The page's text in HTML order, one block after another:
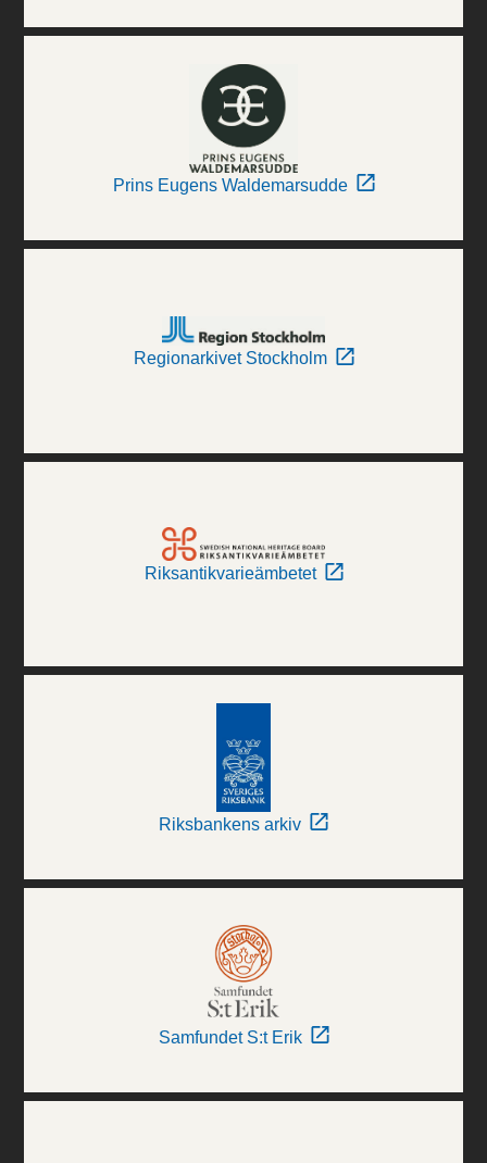
Prins Eugens Waldemarsudde
Regionarkivet Stockholm
Riksantikvarieämbetet
Riksbankens arkiv
Samfundet S:t Erik